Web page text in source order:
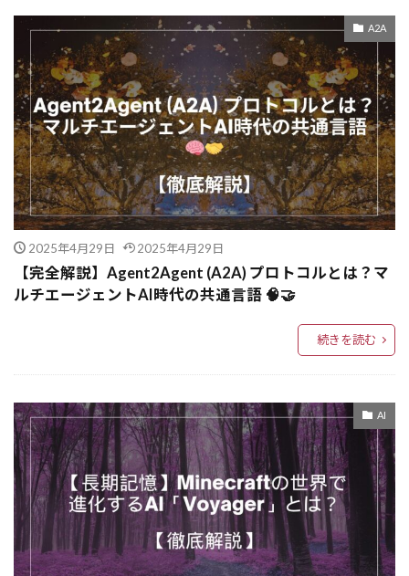
Google Analytics
Google
Glacier
GAR
Giveaway
GitHub連携
GitHubコード修正
Git get()
Genkit
Gemma-2エンコーダー
Gemini 2.0 Flash
Gemini 2.0
Gemini GCP
GATEWAY
GasEstination
Ensemble
ELB
cryptography
DeepSeek-R1
DistilQwen2.5
Disruptive Index
Direct Connect
Dify Diff更新
DID
DevOps
Devin
DevContainer
DIVA
cvxpy
CVR CVE CutMix
Cursor
CTC
CSRF対策 DITTO
DNS
ELASTICIP
EBS
ElasticCache
Elastic Beanstalk
Elastic abric Adapter
EFS
EfficientNet
EdTech
Edge Computing
EDA
EconML
EC2リカバリー
A2A
2025年4月29日 2025年4月29日
【完全解説】Agent2Agent (A2A) プロトコルとは？マ
ルチエージェントAI時代の共通言語 🧠🤝
続きを読む
AI